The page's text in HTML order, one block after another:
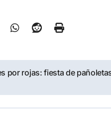
por rojas: fiesta de